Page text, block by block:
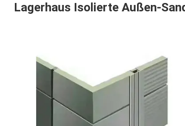
Lagerhaus Isolierte Außen-